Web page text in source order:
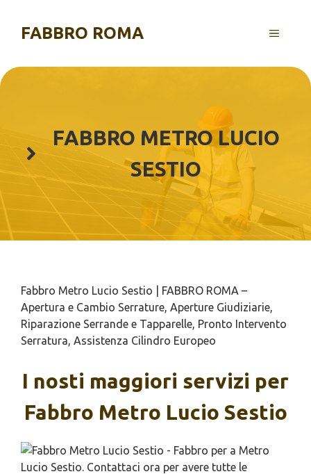
contenuto
FABBRO ROMA MENU
FABBRO METRO LUCIO
SESTIO
Fabbro Metro Lucio Sestio | FABBRO ROMA –
Apertura e Cambio Serrature, Aperture Giudiziarie,
Riparazione Serrande e Tapparelle, Pronto Intervento
Serratura, Assistenza Cilindro Europeo
I nosti maggiori servizi per
Fabbro Metro Lucio Sestio